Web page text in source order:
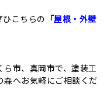
こちらの 「屋根・外壁
市、真岡市で、塗装工
へお気軽にご相談くだ